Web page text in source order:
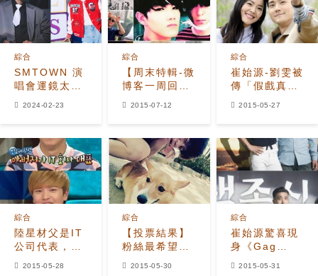
SMTOWN 演
唱會運鏡太
聲 vs 開玩笑
綜合
2024-02-23
【周末特輯-微
博客一周回
別‘欺
負’Henry！
綜合
2015-07-12
崔始源-劉雯被
傳「假戲真
綜合
2015-05-27
陸星材父是IT
公司代表，
「雖然趕不上
綜合
2015-05-28
【投票結果】
粉絲最希望當
EXO伯賢的愛
綜合
2015-05-30
崔始源驚喜現
身《Gag
Concert》，
綜合
2015-05-31